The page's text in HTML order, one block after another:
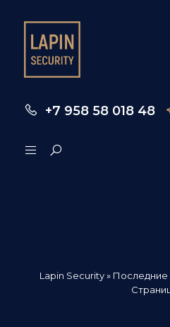
+7 958 58 018 48
Lapin Security» Последние